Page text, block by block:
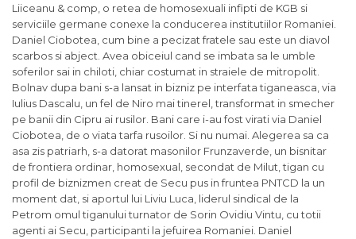
Liiceanu & comp, o retea de homosexuali infipti de KGB si
serviciile germane conexe la conducerea institutiilor Romaniei.
Daniel Ciobotea, cum bine a pecizat fratele sau este un diavol
scarbos si abject. Avea obiceiul cand se imbata sa le umble
soferilor sai in chiloti, chiar costumat in straiele de mitropolit.
Bolnav dupa bani s-a lansat in bizniz pe interfata tiganeasca, via
Iulius Dascalu, un fel de Niro mai tinerel, transformat in smecher
pe banii din Cipru ai rusilor. Bani care i-au fost virati via Daniel
Ciobotea, de o viata tarfa rusoilor. Si nu numai. Alegerea sa ca
asa zis patriarh, s-a datorat masonilor Frunzaverde, un bisnitar
de frontiera ordinar, homosexual, secondat de Milut, tigan cu
profil de biznizmen creat de Secu pus in fruntea PNTCD la un
moment dat, si aportul lui Liviu Luca, liderul sindical de la
Petrom omul tiganului turnator de Sorin Ovidiu Vintu, cu totii
agenti ai Secu, participanti la jefuirea Romaniei. Daniel